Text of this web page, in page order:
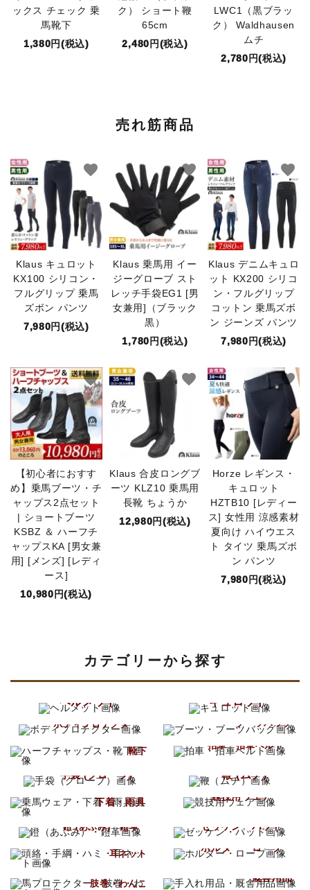
ックス チェック 乗
馬靴下
1,380円(税込)
ク） ショート鞭
65cm
2,480円(税込)
LWC1（黒ブラッ
ク） Waldhausen
ムチ
2,780円(税込)
売れ筋商品
Klaus キュロット
KX100 シリコン・
フルグリップ 乗馬
ズボン パンツ
7,980円(税込)
favorite
Klaus 乗馬用 イー
ジーグローブ スト
レッチ手袋EG1 [男
女兼用]（ブラック
黒）
1,780円(税込)
favorite
Klaus デニムキュロ
ット KX200 シリコ
ン・フルグリップ
コットン 乗馬ズボ
ン ジーンズ パンツ
7,980円(税込)
favorite
【初心者におすす
め】乗馬ブーツ・チ
ャップス2点セット
| ショートブーツ
KSBZ ＆ ハーフチ
ャップスKA [男女兼
用] [メンズ] [レディ
ース]
10,980円(税込)
favorite
Klaus 合皮ロングブ
ーツ KLZ10 乗馬用
長靴 ちょうか
12,980円(税込)
favorite
Horze レギンス・
キュロット
HZTB10 [レディー
ス] 女性用 涼感素材
夏向け ハイウエス
ト タイツ 乗馬ズボ
ン パンツ
7,980円(税込)
favorite
カテゴリーから探す
ヘルメット キュロット
ボディプロテクター
ブーツ
ブーツバッグ
靴下
拍車・拍車ベルト
手袋 (グローブ) 鞭 (ムチ)
下着・雨具
競技用ウェア
鐙 (あぶみ)・鐙革 ゼッケン・パッド
耳ネット
ホルター・ロープ
肢巻・わんこ
厩舎用品